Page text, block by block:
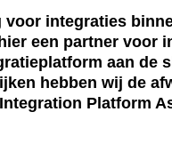
voor integraties
een partner voor
aan de
hebben wij de
Platform